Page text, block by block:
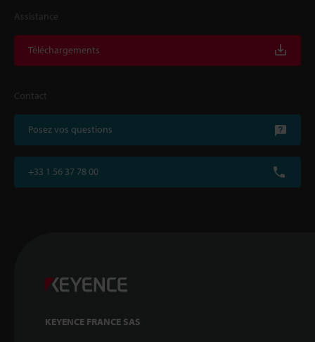
Assistance
Téléchargements
Contact
Posez vos questions
+33 1 56 37 78 00
KEYENCE FRANCE SAS